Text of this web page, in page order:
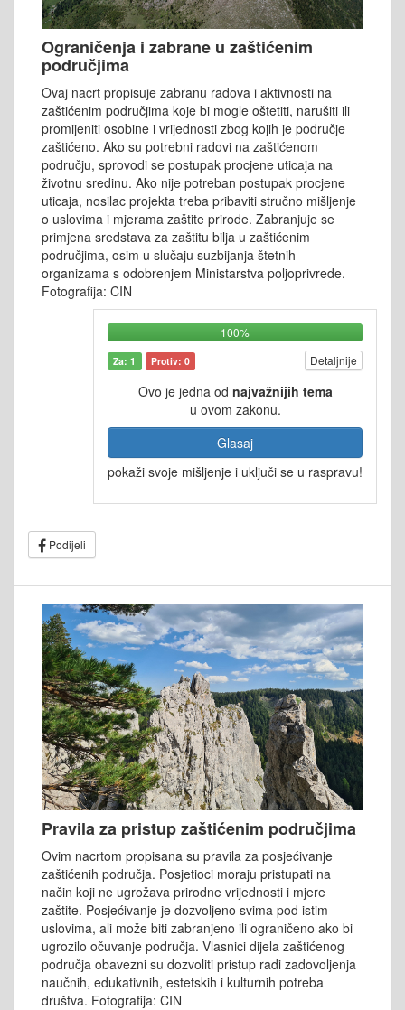
Ograničenja i zabrane u zaštićenim
područjima
Ovaj nacrt propisuje zabranu radova i aktivnosti na
zaštićenim područjima koje bi mogle oštetiti, narušiti ili
promijeniti osobine i vrijednosti zbog kojih je područje
zaštićeno. Ako su potrebni radovi na zaštićenom
području, sprovodi se postupak procjene uticaja na
životnu sredinu. Ako nije potreban postupak procjene
uticaja, nosilac projekta treba pribaviti stručno mišljenje
o uslovima i mjerama zaštite prirode. Zabranjuje se
primjena sredstava za zaštitu bilja u zaštićenim
područjima, osim u slučaju suzbijanja štetnih
organizama s odobrenjem Ministarstva poljoprivrede.
Fotografija: CIN
100%
Za: 1 Protiv: 0 Detaljnije
Ovo je jedna od najvažnijih tema
u ovom zakonu.
Glasaj
pokaži svoje mišljenje i uključi se u raspravu!
Podijeli
Pravila za pristup zaštićenim područjima
Ovim nacrtom propisana su pravila za posjećivanje
zaštićenih područja. Posjetioci moraju pristupati na
način koji ne ugrožava prirodne vrijednosti i mjere
zaštite. Posjećivanje je dozvoljeno svima pod istim
uslovima, ali može biti zabranjeno ili ograničeno ako bi
ugrozilo očuvanje područja. Vlasnici dijela zaštićenog
područja obavezni su dozvoliti pristup radi zadovoljenja
naučnih, edukativnih, estetskih i kulturnih potreba
društva. Fotografija: CIN